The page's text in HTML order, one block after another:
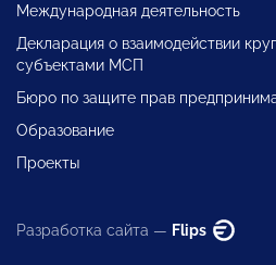
Международная деятельность
Декларация о взаимодействии
субъектами МСП
Бюро по защите прав
Образование
Проекты
Разработка сайта — Flips